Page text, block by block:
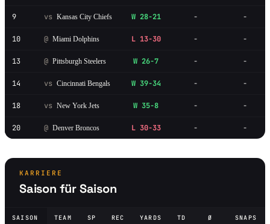
9 vs Kansas City Chiefs W 28-21 - -
10 @ Miami Dolphins L 13-30 - -
13 @ Pittsburgh Steelers W 26-7 - -
14 vs Cincinnati Bengals W 39-34 - -
18 vs New York Jets W 35-8 - -
20 @ Denver Broncos L 30-33 - -
KARRIERE
Saison für Saison
SAISON TEAM SP REC YARDS TD Ø SNAPS